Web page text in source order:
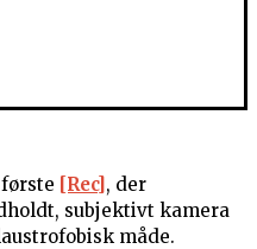
[Rec], der
subjektivt kamera
måde.